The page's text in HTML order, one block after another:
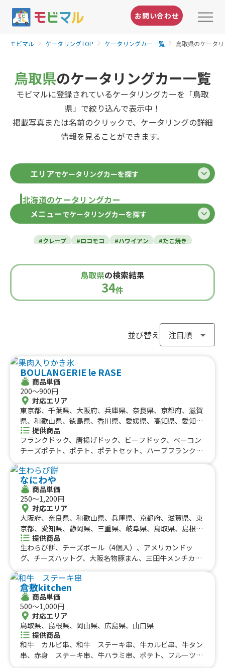
お問い合わせ
モビマル ケータリングTOP ケータリングカー一覧 鳥取県のケータ
鳥取県のケータリングカー一覧
モビマルに登録されているケータリングカーを「鳥取
県」で絞り込んで表示中！
掲載写真または名前のクリックで、ケータリングの詳細
情報を見ることができます。
エリアでケータリングカーを探す
北海道のケータリングカー
北海道
関東のケータリングカー
埼玉県栃木県
北信越のケータリングカー
東海のケータリングカー
愛知県静岡県三重県岐阜県
中国のケータリングカー
鳥取県島根県岡山県広島県山口県
四国のケータリングカー
徳島県香川県愛媛県高知県
九州のケータリングカー
福岡県 佐賀県
沖縄のケータリングカー
沖縄県
メニューでケータリングカーを探す
#クレープ #ロコモコ #ハワイアン
#たこ焼き
#餃子・小籠包
#唐揚げ #ドリンク
#タピオカ
#イタリアン #カレー
#ケバブ #コーヒー
#タコライス
#焼きそば
#焼き鳥
#おにぎり
#ローストビーフ
#スムージー
#アイスクリーム
#クリームソーダ
#ケーキ
#クロッフル #モンブラン #お弁当
#パフェ
#フルーツジュース
#パン #韓国料理
#パンケーキ
#海鮮
#和菓子 #和食 #ご当地グルメ
#串焼き
#流行グルメ
#丼ぶり #台湾料理
#ベトナム料理
#りんご飴・フルーツ飴
#アサイーボウル
鳥取県の検索結果
34件
並び替え
BOULANGERIE le RASE
商品単価
200〜900円
対応エリア
東京都、千葉県、大阪府、兵庫県、奈良県、京都府、滋賀
県、和歌山県、徳島県、香川県、愛媛県、高知県、愛知
県、岐阜県、北海道、神奈川県、埼玉県、栃木県、静岡
県、三重県、広島県、福岡県、長崎県、茨城県、群馬県、
山梨県、新潟県、富山県、石川県、福井県、長野県、鳥取
宮崎県、鹿児島県
提供商品
フランクドック、唐揚げドック、ビーフドック、ベーコン
チーズポテト、ポテト、ポテトセット、ハーブフランク、
モネード、コーラ、コーヒー、カフェオレ、抹茶オレ、ビ
ール、酎ハイレモン、ノンアルコールビール、果肉入りか
き氷、かき氷、たこ焼き(７個入り)
なにわや
商品単価
250〜1,200円
対応エリア
大阪府、奈良県、和歌山県、兵庫県、京都府、滋賀県、東
京都、愛知県、静岡県、三重県、岐阜県、鳥取県、島根
県、岡山県、広島県、山口県、徳島県、香川県、愛媛県、
高知県
提供商品
生わらび餅、チーズボール（4個入）、アメリカンドッ
グ、チーズハットグ、大阪名物豚まん、三田牛メンチカ
ル（5個入）、フリフリポテト、三田牛メンチカツ、コロ
ッケ弁当、たい焼き、牛タン串、チュロス、生ビール、角
ハイボール、酎ハイ、ノーアルコール、三田牛メンチカ
ツ、コロッケセット、その他サイドメニュー、牛丼、ふわ
ふわ果実かき氷、ハワイアンバーガー、かき氷（ふわふわ
氷）、生ビール、ハイボール、酎ハイ、ソフトドリンク、
かき氷、三田牛（メンチカツ、コロッケ）チーズハット
グ、チーズボール、フランクフルト、フライドポテト、ダ
倉敷kitchen
商品単価
500〜1,000円
対応エリア
鳥取県、島根県、岡山県、広島県、山口県
提供商品
和牛 カルビ串、和牛 ステーキ串、牛カルビ串、牛タン
串、赤身 ステーキ串、牛ハラミ串、ポテト、フルーツ